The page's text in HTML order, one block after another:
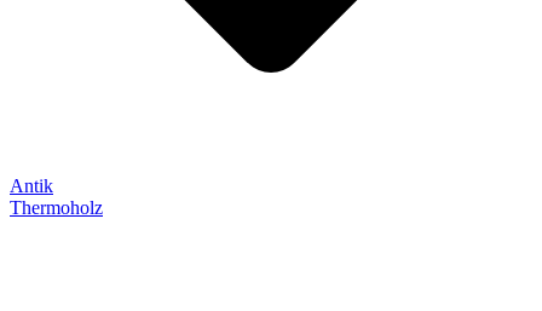
Antik
Thermoholz